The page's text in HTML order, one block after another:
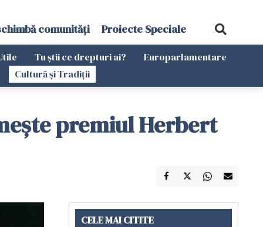
comunități Proiecte Speciale
Tu știi ce drepturi ai?
Europarlamentare
Cultură și Tradiții
premiul Herbert
CELE MAI CITITE